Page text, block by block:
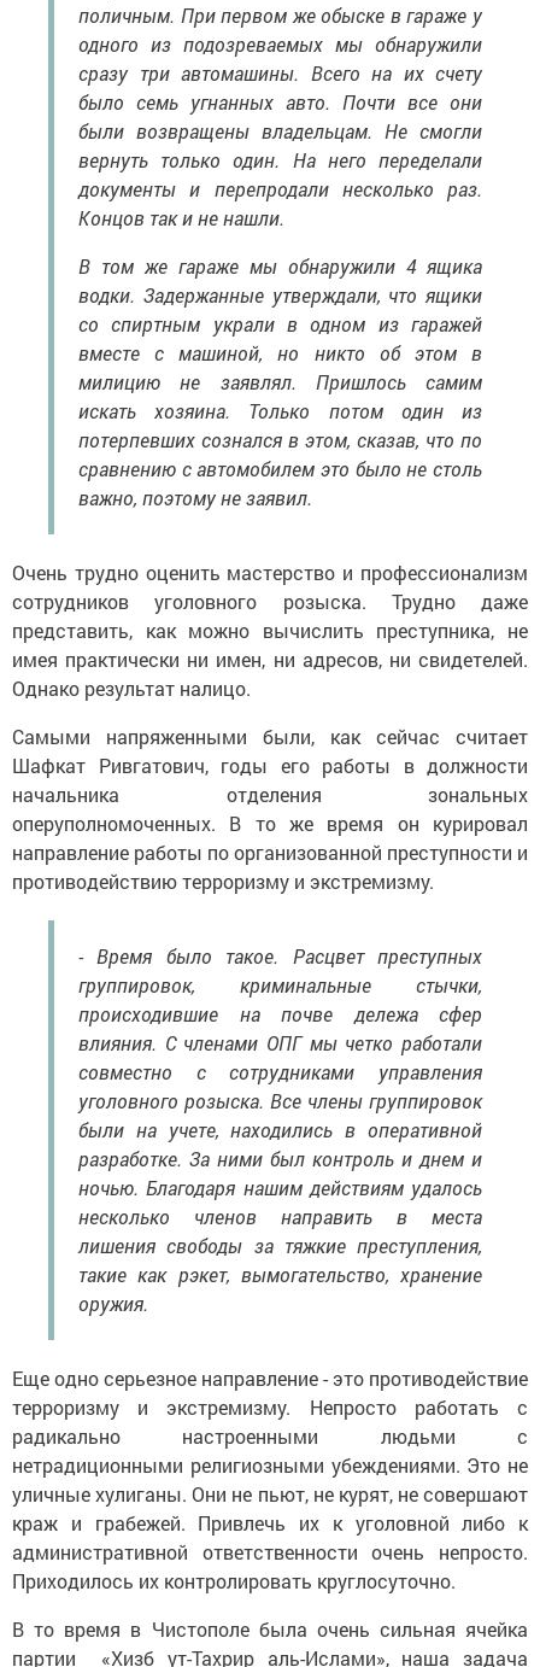
поличным. При первом же обыске в гараже у
одного из подозреваемых мы обнаружили
сразу три автомашины. Всего на их счету
было семь угнанных авто. Почти все они
были возвращены владельцам. Не смогли
вернуть только один. На него переделали
документы и перепродали несколько раз.
Концов так и не нашли.
В том же гараже мы обнаружили 4 ящика
водки. Задержанные утверждали, что ящики
со спиртным украли в одном из гаражей
вместе с машиной, но никто об этом в
милицию не заявлял. Пришлось самим
искать хозяина. Только потом один из
потерпевших сознался в этом, сказав, что по
сравнению с автомобилем это было не столь
важно, поэтому не заявил.
Очень трудно оценить мастерство и профессионализм
сотрудников уголовного розыска. Трудно даже
представить, как можно вычислить преступника, не
имея практически ни имен, ни адресов, ни свидетелей.
Однако результат налицо.
Самыми напряженными были, как сейчас считает
Шафкат Ривгатович, годы его работы в должности
начальника отделения зональных
оперуполномоченных. В то же время он курировал
направление работы по организованной преступности и
противодействию терроризму и экстремизму.
- Время было такое. Расцвет преступных
группировок, криминальные стычки,
происходившие на почве дележа сфер
влияния. С членами ОПГ мы четко работали
совместно с сотрудниками управления
уголовного розыска. Все члены группировок
были на учете, находились в оперативной
разработке. За ними был контроль и днем и
ночью. Благодаря нашим действиям удалось
несколько членов направить в места
лишения свободы за тяжкие преступления,
такие как рэкет, вымогательство, хранение
оружия.
Еще одно серьезное направление - это противодействие
терроризму и экстремизму. Непросто работать с
радикально настроенными людьми с
нетрадиционными религиозными убеждениями. Это не
уличные хулиганы. Они не пьют, не курят, не совершают
краж и грабежей. Привлечь их к уголовной либо к
административной ответственности очень непросто.
Приходилось их контролировать круглосуточно.
В то время в Чистополе была очень сильная ячейка
партии «Хизб ут-Тахрир аль-Ислами», наша задача